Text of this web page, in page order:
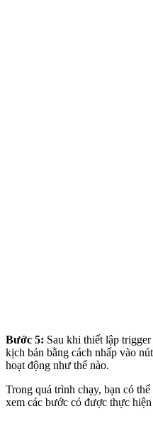
Bước 5: Sau khi thiết lập
kịch bản bằng cách nhấp vào
hoạt động như thế nào.
Trong quá trình chạy, bạn có
xem các bước có được thực